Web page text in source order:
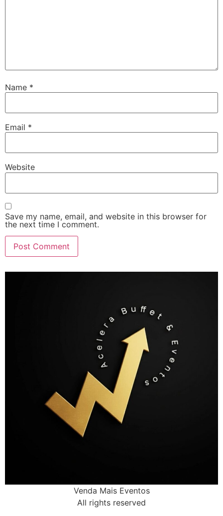
Name *
Email *
Website
Save my name, email, and website in this browser for
the next time I comment.
Venda Mais Eventos
All rights reserved